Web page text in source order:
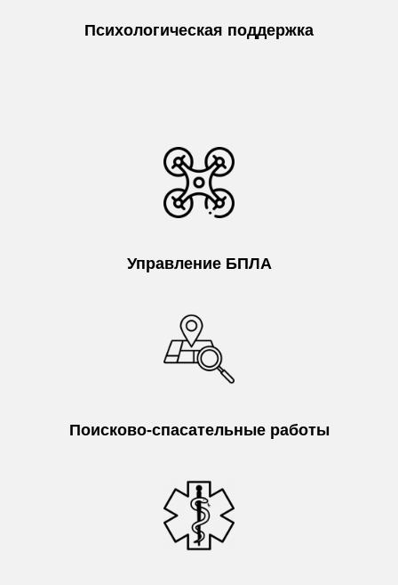
Психологическая поддержка
Управление БПЛА
Поисково-спасательные работы